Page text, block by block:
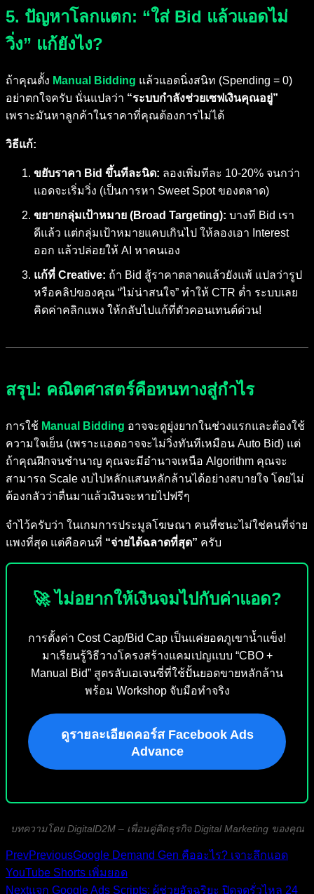
5. ปัญหาโลกแตก: “ใส่ Bid แล้วแอดไม่
วิ่ง” แก้ยังไง?
ถ้าคุณตั้ง Manual Bidding แล้วแอดนิ่งสนิท (Spending = 0)
อย่าตกใจครับ นั่นแปลว่า “ระบบกำลังช่วยเซฟเงินคุณอยู่”
เพราะมันหาลูกค้าในราคาที่คุณต้องการไม่ได้
วิธีแก้:
ขยับราคา Bid ขึ้นทีละนิด: ลองเพิ่มทีละ 10-20% จนกว่า
แอดจะเริ่มวิ่ง (เป็นการหา Sweet Spot ของตลาด)
ขยายกลุ่มเป้าหมาย (Broad Targeting): บางที Bid เรา
ดีแล้ว แต่กลุ่มเป้าหมายแคบเกินไป ให้ลองเอา Interest
ออก แล้วปล่อยให้ AI หาคนเอง
แก้ที่ Creative: ถ้า Bid สู้ราคาตลาดแล้วยังแพ้ แปลว่ารูป
หรือคลิปของคุณ “ไม่น่าสนใจ” ทำให้ CTR ต่ำ ระบบเลย
คิดค่าคลิกแพง ให้กลับไปแก้ที่ตัวคอนเทนต์ด่วน!
สรุป: คณิตศาสตร์คือหนทางสู่กำไร
การใช้ Manual Bidding อาจจะดูยุ่งยากในช่วงแรกและต้องใช้
ความใจเย็น (เพราะแอดอาจจะไม่วิ่งทันทีเหมือน Auto Bid) แต่
ถ้าคุณฝึกจนชำนาญ คุณจะมีอำนาจเหนือ Algorithm คุณจะ
สามารถ Scale งบไปหลักแสนหลักล้านได้อย่างสบายใจ โดยไม่
ต้องกลัวว่าตื่นมาแล้วเงินจะหายไปฟรีๆ
จำไว้ครับว่า ในเกมการประมูลโฆษณา คนที่ชนะไม่ใช่คนที่จ่าย
แพงที่สุด แต่คือคนที่ “จ่ายได้ฉลาดที่สุด” ครับ
🚀 ไม่อยากให้เงินจมไปกับค่าแอด?
การตั้งค่า Cost Cap/Bid Cap เป็นแค่ยอดภูเขาน้ำแข็ง!
มาเรียนรู้วิธีวางโครงสร้างแคมเปญแบบ “CBO +
Manual Bid” สูตรลับเอเจนซี่ที่ใช้ปั้นยอดขายหลักล้าน
พร้อม Workshop จับมือทำจริง
ดูรายละเอียดคอร์ส Facebook Ads
Advance
บทความโดย DigitalD2M – เพื่อนคู่คิดธุรกิจ Digital Marketing ของคุณ
PrevPreviousGoogle Demand Gen คืออะไร? เจาะลึกแอด
YouTube Shorts เพิ่มยอด
Nextแจก Google Ads Scripts: ผู้ช่วยอัจฉริยะ ปิดจุดรั่วไหล 24